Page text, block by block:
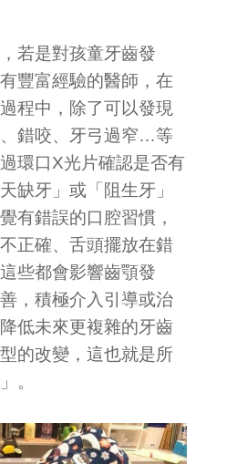
若是對孩童牙齒發
豐富經驗的醫師，在
程中，除了可以發現
錯咬、牙弓過窄…等
環口X光片確認是否有
缺牙」或「阻生牙」
有錯誤的口腔習慣，
正確、舌頭擺放在錯
些都會影響齒顎發
，積極介入引導或治
低未來更複雜的牙齒
的改變，這也就是所
。